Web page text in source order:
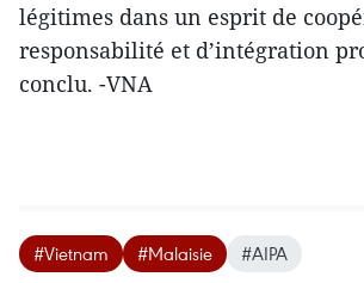
légitimes dans un esprit de
responsabilité et d’intégration
conclu. -VNA
#Vietnam #Malaisie #AIPA